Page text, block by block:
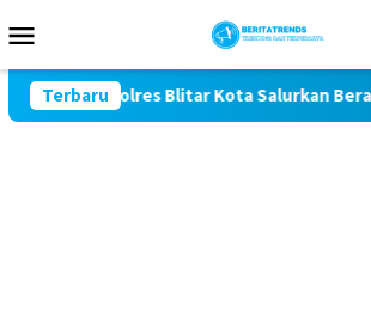
ke
Mobile
Terbaru
81, Polres Blitar Kota Salurkan Beras